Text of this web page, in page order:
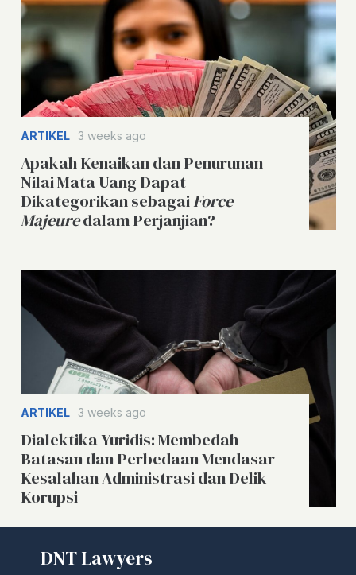
ARTIKEL 3 weeks ago
Apakah Kenaikan dan Penurunan
Nilai Mata Uang Dapat
Dikategorikan sebagaiForce
Majeuredalam Perjanjian?
ARTIKEL 3 weeks ago
Dialektika Yuridis: Membedah
Batasan dan Perbedaan Mendasar
Kesalahan Administrasi dan Delik
Korupsi
DNT Lawyers